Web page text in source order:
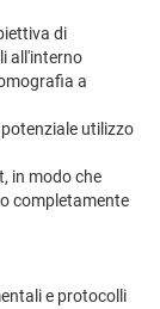
di
all'interno
a
utilizzo
in modo che
completamente
e protocolli